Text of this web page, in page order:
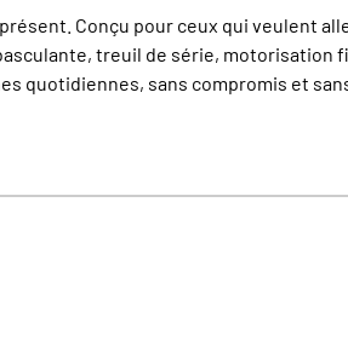
Conçu pour ceux qui veulent
treuil de série, motorisation
quotidiennes, sans compromis et